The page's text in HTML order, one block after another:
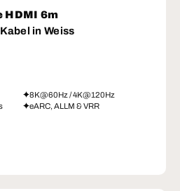
HDMI 6m
in Weiss
8K@60Hz / 4K@120Hz
eARC, ALLM & VRR